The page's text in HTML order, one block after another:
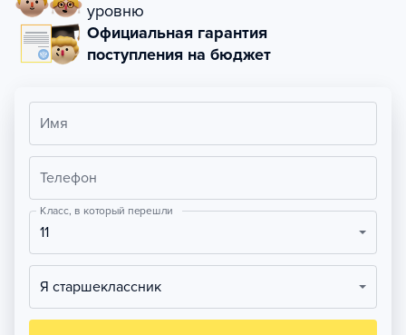
уровню
Официальная гарантия
поступления на бюджет
Имя
Телефон
Класс, в который перешли
11
Я старшеклассник